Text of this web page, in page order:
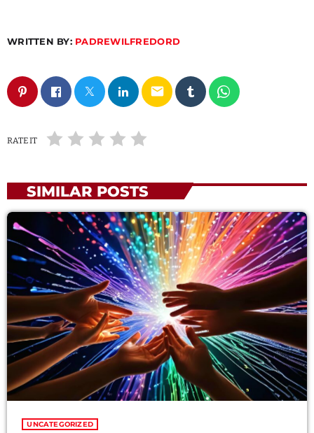
WRITTEN BY: PADREWILFREDORD
email
RATE IT
SIMILAR POSTS
UNCATEGORIZED